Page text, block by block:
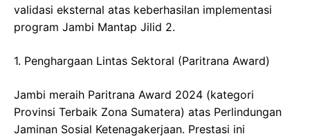
validasi eksternal atas keberhasilan implementasi
program Jambi Mantap Jilid 2.
​1. Penghargaan Lintas Sektoral (Paritrana Award)
​Jambi meraih Paritrana Award 2024 (kategori
Provinsi Terbaik Zona Sumatera) atas Perlindungan
Jaminan Sosial Ketenagakerjaan. Prestasi ini